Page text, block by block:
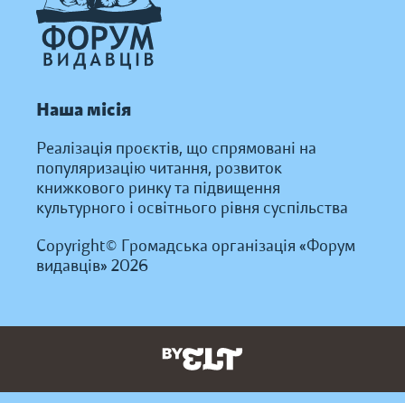
Наша місія
Реалізація проєктів, що спрямовані на
популяризацію читання, розвиток
книжкового ринку та підвищення
культурного і освітнього рівня суспільства
Copyright© Громадська організація «Форум
видавців» 2026